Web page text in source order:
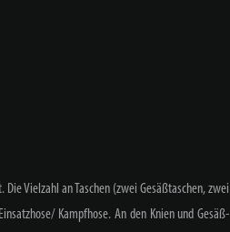
Vielzahl an Taschen (zwei Gesäßtaschen, zwei
Kampfhose. An den Knien und Gesäß-